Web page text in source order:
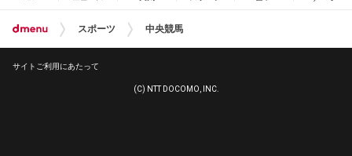
スポーツ 中央競馬
サイトご利用にあたって
(C) NTT DOCOMO, INC.